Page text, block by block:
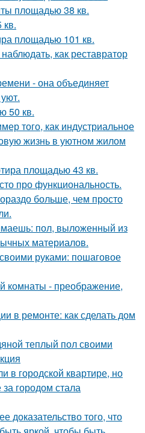
площадью 38 кв.
площадью 101 кв.
как реставратор
- она объединяет
50 кв.
того, как индустриальное
жизнь в уютном жилом
площадью 43 кв.
про функциональность.
больше, чем просто
пол, выложенный из
материалов.
руками: пошаговое
комнаты - преображение,
в ремонте: как сделать дом
теплый пол своими
в городской квартире, но
городом стала
доказательство того, что